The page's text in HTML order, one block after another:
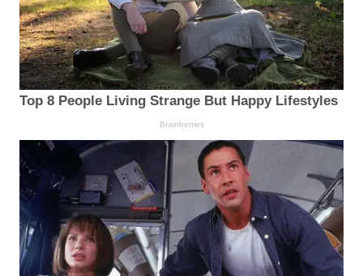
Top 8 People Living Strange But Happy Lifestyles
Brainberries